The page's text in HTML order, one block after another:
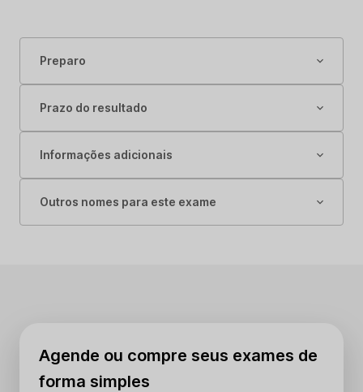
Preparo
Prazo do resultado
Informações adicionais
Outros nomes para este exame
Agende ou compre seus exames de
forma simples